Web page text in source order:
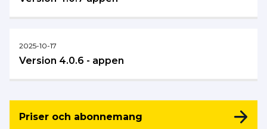
2025-10-17
Version 4.0.6 - appen
Priser och abonnemang